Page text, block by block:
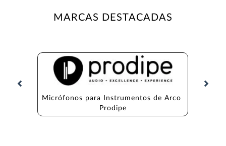
MARCAS DESTACADAS
Micrófonos para Instrumentos de Arco
Prodipe